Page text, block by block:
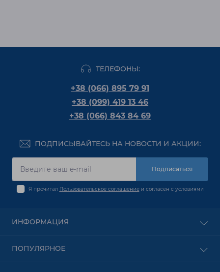
ТЕЛЕФОНЫ:
+38 (066) 895 79 91
+38 (099) 419 13 46
+38 (066) 843 84 69
ПОДПИСЫВАЙТЕСЬ НА НОВОСТИ И АКЦИИ:
Подписаться
Я прочитал Пользовательское соглашениеи согласен с условиями
ИНФОРМАЦИЯ
О Компании
ПОПУЛЯРНОЕ